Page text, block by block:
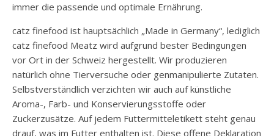
immer die passende und optimale Ernährung.
catz finefood ist hauptsächlich „Made in Germany“, lediglich
catz finefood Meatz wird aufgrund bester Bedingungen
vor Ort in der Schweiz hergestellt. Wir produzieren
natürlich ohne Tierversuche oder genmanipulierte Zutaten.
Selbstverständlich verzichten wir auch auf künstliche
Aroma-, Farb- und Konservierungsstoffe oder
Zuckerzusätze. Auf jedem Futtermitteletikett steht genau
drauf, was im Futter enthalten ist. Diese offene Deklaration